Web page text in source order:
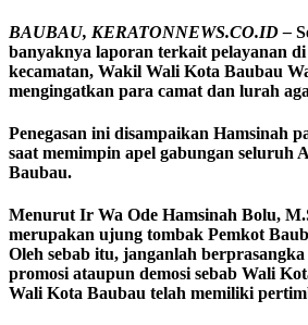
BAUBAU, KERATONNEWS.CO.ID –
banyaknya laporan terkait pelayanan
kecamatan, Wakil Wali Kota Baubau
mengingatkan para camat dan lurah
Penegasan ini disampaikan Hamsinah
saat memimpin apel gabungan seluruh
Baubau.
Menurut Ir Wa Ode Hamsinah Bolu,
merupakan ujung tombak Pemkot
Oleh sebab itu, janganlah
promosi ataupun demosi sebab Wali
Wali Kota Baubau telah memiliki